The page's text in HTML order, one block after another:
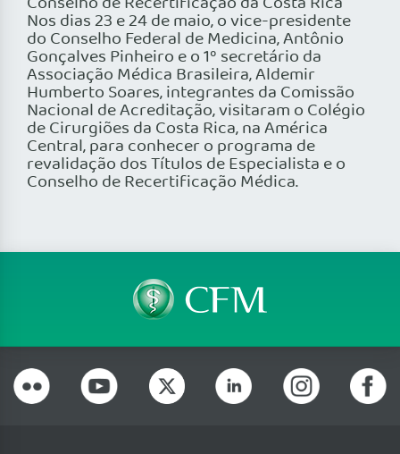
Nos dias 23 e 24 de maio, o vice-presidente
do Conselho Federal de Medicina, Antônio
Gonçalves Pinheiro e o 1º secretário da
Associação Médica Brasileira, Aldemir
Humberto Soares, integrantes da Comissão
Nacional de Acreditação, visitaram o Colégio
de Cirurgiões da Costa Rica, na América
Central, para conhecer o programa de
revalidação dos Títulos de Especialista e o
Conselho de Recertificação Médica.